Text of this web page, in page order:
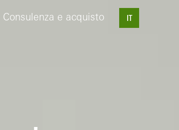
Consulenza e acquisto